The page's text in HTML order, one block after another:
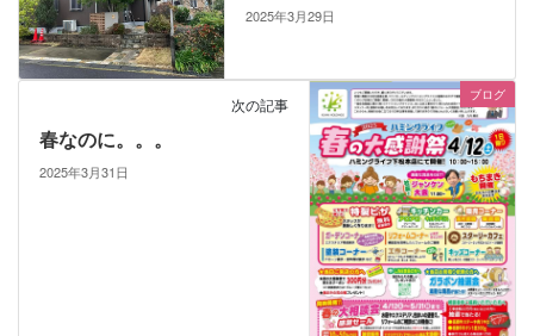
2025年3月29日
ブログ
次の記事
春なのに。。。
2025年3月31日